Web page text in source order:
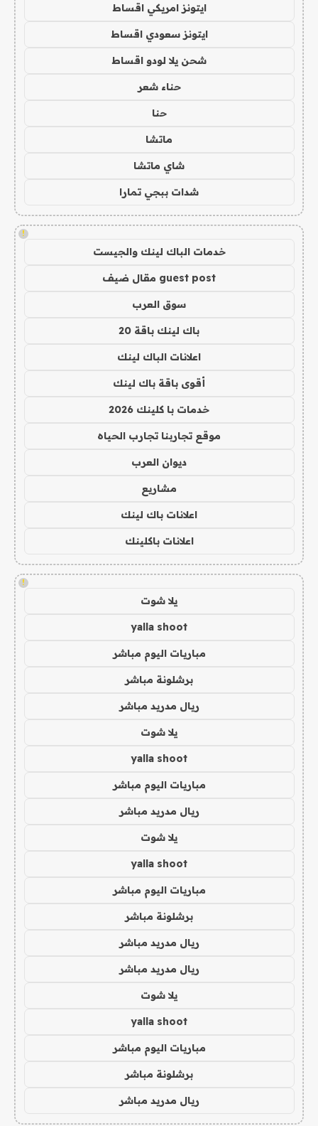
ايتونز امريكي اقساط
ايتونز سعودي اقساط
شحن يلا لودو اقساط
حناء شعر
حنا
ماتشا
شاي ماتشا
شدات ببجي تمارا
!
خدمات الباك لينك والجيست
guest post مقال ضيف
سوق العرب
باك لينك باقة 20
اعلانات الباك لينك
أقوى باقة باك لينك
خدمات با كلينك 2026
موقع تجاربنا تجارب الحياه
ديوان العرب
مشاريع
اعلانات باك لينك
اعلانات باكلينك
!
يلا شوت
yalla shoot
مباريات اليوم مباشر
برشلونة مباشر
ريال مدريد مباشر
يلا شوت
yalla shoot
مباريات اليوم مباشر
ريال مدريد مباشر
يلا شوت
yalla shoot
مباريات اليوم مباشر
برشلونة مباشر
ريال مدريد مباشر
ريال مدريد مباشر
يلا شوت
yalla shoot
مباريات اليوم مباشر
برشلونة مباشر
ريال مدريد مباشر